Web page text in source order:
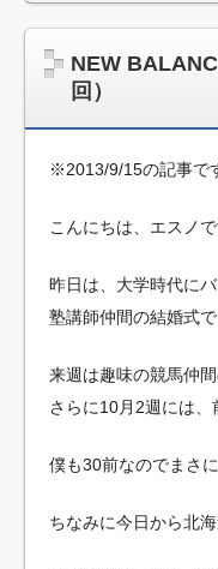
NEW
回）
※2013/9/15の記事で
こんにちは、エスノで
昨日は、大学時代に
塾講師仲間の結婚式で
来週は趣味の競馬仲間
さらに10月2週には、
僕も30前なのでまさ
ちなみに今日から北